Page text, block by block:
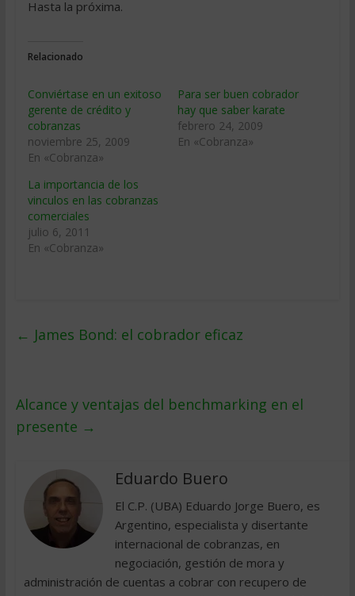
Hasta la próxima.
Relacionado
Conviértase en un exitoso
gerente de crédito y
cobranzas
noviembre 25, 2009
En «Cobranza»
Para ser buen cobrador
hay que saber karate
febrero 24, 2009
En «Cobranza»
La importancia de los
vinculos en las cobranzas
comerciales
julio 6, 2011
En «Cobranza»
← James Bond: el cobrador eficaz
Alcance y ventajas del benchmarking en el
presente →
Eduardo Buero
El C.P. (UBA) Eduardo Jorge Buero, es
Argentino, especialista y disertante
internacional de cobranzas, en
negociación, gestión de mora y
administración de cuentas a cobrar con recupero de